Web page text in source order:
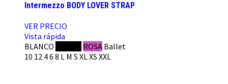
Intermezzo BODY LOVER STRAP
VER PRECIO
Vista rápida
BLANCO
ROSA Ballet
10 12 46 8 L M S XLXS XXL